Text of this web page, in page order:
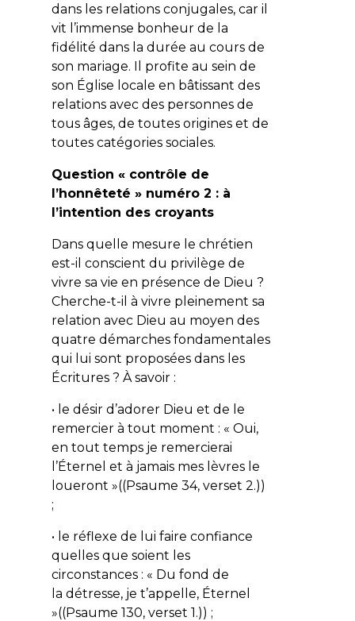
dans les relations conjugales, car il
vit l’immense bonheur de la
fidélité dans la durée au cours de
son mariage. Il profite au sein de
son Église locale en bâtissant des
relations avec des personnes de
tous âges, de toutes origines et de
toutes catégories sociales.
Question « contrôle de
l’honnêteté » numéro 2 : à
l’intention des croyants
Dans quelle mesure le chrétien
est-il conscient du privilège de
vivre sa vie en présence de Dieu ?
Cherche-t-il à vivre pleinement sa
relation avec Dieu au moyen des
quatre démarches fondamentales
qui lui sont proposées dans les
Écritures ? À savoir :
• le désir d’adorer Dieu et de le
remercier à tout moment : « Oui,
en tout temps je remercierai
l’Éternel et à jamais mes lèvres le
loueront »((Psaume 34, verset 2.))
;
• le réflexe de lui faire confiance
quelles que soient les
circonstances : « Du fond de
la détresse, je t’appelle, Éternel
»((Psaume 130, verset 1.)) ;